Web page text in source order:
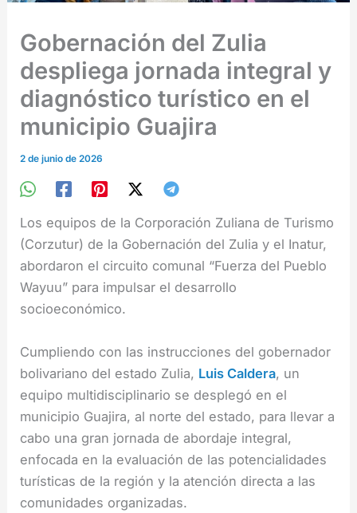
Gobernación del Zulia
despliega jornada integral y
diagnóstico turístico en el
municipio Guajira
2 de junio de 2026
Los equipos de la Corporación Zuliana de Turismo
(Corzutur) de la Gobernación del Zulia y el Inatur,
abordaron el circuito comunal “Fuerza del Pueblo
Wayuu” para impulsar el desarrollo
socioeconómico.
Cumpliendo con las instrucciones del gobernador
bolivariano del estado Zulia, Luis Caldera, un
equipo multidisciplinario se desplegó en el
municipio Guajira, al norte del estado, para llevar a
cabo una gran jornada de abordaje integral,
enfocada en la evaluación de las potencialidades
turísticas de la región y la atención directa a las
comunidades organizadas.